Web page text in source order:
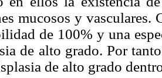
mucosos y
de 100% y una
de alto grado. Por
de alto grado